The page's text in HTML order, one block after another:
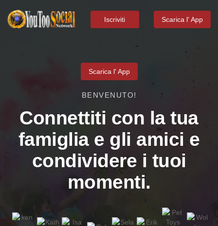
Iscriviti Scarica l' App
Scarica l' App
BENVENUTO!
Connettiti con la tua
famiglia e gli amici e
condividere i tuoi
momenti.